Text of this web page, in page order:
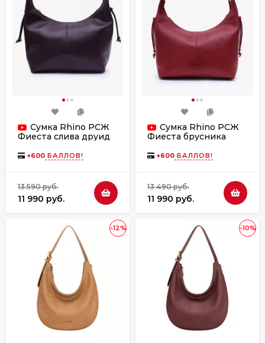
Сумка Rhino РСЖ
Фиеста слива друид
+600 БАЛЛОВ!
13 590 руб.
11 990 руб.
Сумка Rhino РСЖ
Фиеста брусника
+600 БАЛЛОВ!
13 490 руб.
11 990 руб.
-12% -10%